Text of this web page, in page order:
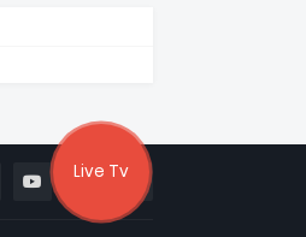
Live Tv